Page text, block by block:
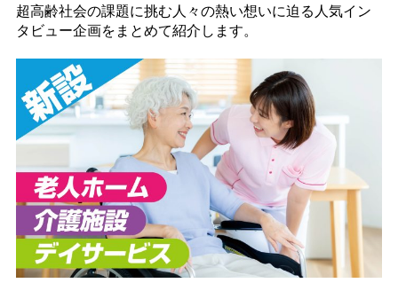
超高齢社会の課題に挑む人々の熱い想いに迫る人気イン
タビュー企画をまとめて紹介します。